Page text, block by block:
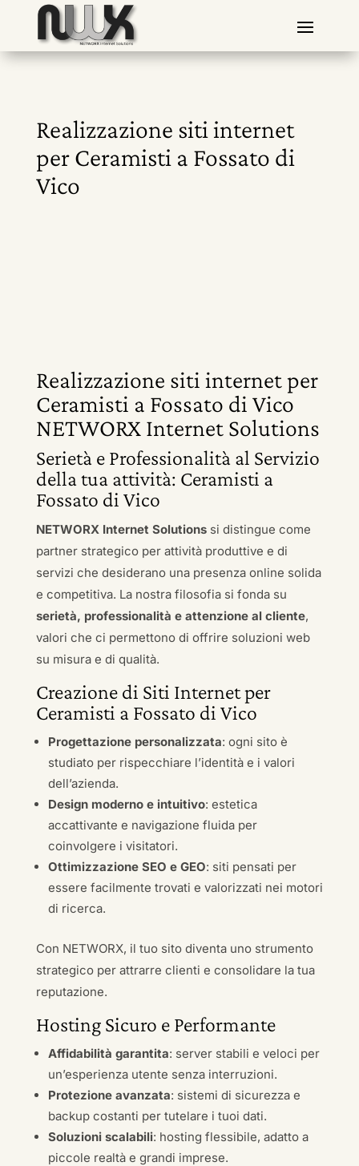
Realizzazione siti internet
per Ceramisti a Fossato di
Vico
Realizzazione siti internet per
Ceramisti a Fossato di Vico
NETWORX Internet Solutions
Serietà e Professionalità al Servizio
della tua attività: Ceramisti a
Fossato di Vico
NETWORX Internet Solutionssi distingue come
partner strategico per attività produttive e di
servizi che desiderano una presenza online solida
e competitiva. La nostra filosofia si fonda su
serietà, professionalità e attenzione al cliente,
valori che ci permettono di offrire soluzioni web
su misura e di qualità.
Creazione di Siti Internet per
Ceramisti a Fossato di Vico
Progettazione personalizzata: ogni sito è
studiato per rispecchiare l’identità e i valori
dell’azienda.
Design moderno e intuitivo: estetica
accattivante e navigazione fluida per
coinvolgere i visitatori.
Ottimizzazione SEO e GEO: siti pensati per
essere facilmente trovati e valorizzati nei motori
di ricerca.
Con NETWORX, il tuo sito diventa uno strumento
strategico per attrarre clienti e consolidare la tua
reputazione.
Hosting Sicuro e Performante
Affidabilità garantita: server stabili e veloci per
un’esperienza utente senza interruzioni.
Protezione avanzata: sistemi di sicurezza e
backup costanti per tutelare i tuoi dati.
Soluzioni scalabili: hosting flessibile, adatto a
piccole realtà e grandi imprese.